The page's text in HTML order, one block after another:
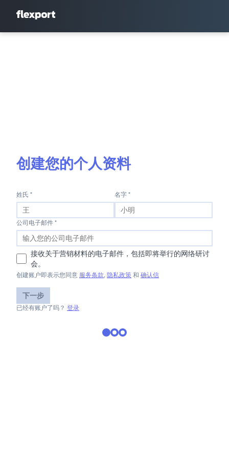
创建您的个人资料
姓氏 * 名字 *
公司电子邮件 *
接收关于营销材料的电子邮件，包括即将举行的网络研讨
会。
创建账户即表示您同意 服务条款, 隐私政策 和 确认信
下一步
已经有账户了吗？ 登录